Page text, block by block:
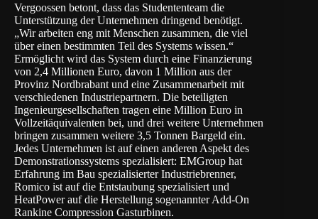
Vergoossen betont, dass das Studententeam die
Unterstützung der Unternehmen dringend benötigt.
„Wir arbeiten eng mit Menschen zusammen, die viel
über einen bestimmten Teil des Systems wissen.“
Ermöglicht wird das System durch eine Finanzierung
von 2,4 Millionen Euro, davon 1 Million aus der
Provinz Nordbrabant und eine Zusammenarbeit mit
verschiedenen Industriepartnern. Die beteiligten
Ingenieurgesellschaften tragen eine Million Euro in
Vollzeitäquivalenten bei, und drei weitere Unternehmen
bringen zusammen weitere 3,5 Tonnen Bargeld ein.
Jedes Unternehmen ist auf einen anderen Aspekt des
Demonstrationssystems spezialisiert: EMGroup hat
Erfahrung im Bau spezialisierter Industriebrenner,
Romico ist auf die Entstaubung spezialisiert und
HeatPower auf die Herstellung sogenannter Add-On
Rankine Compression Gasturbinen.